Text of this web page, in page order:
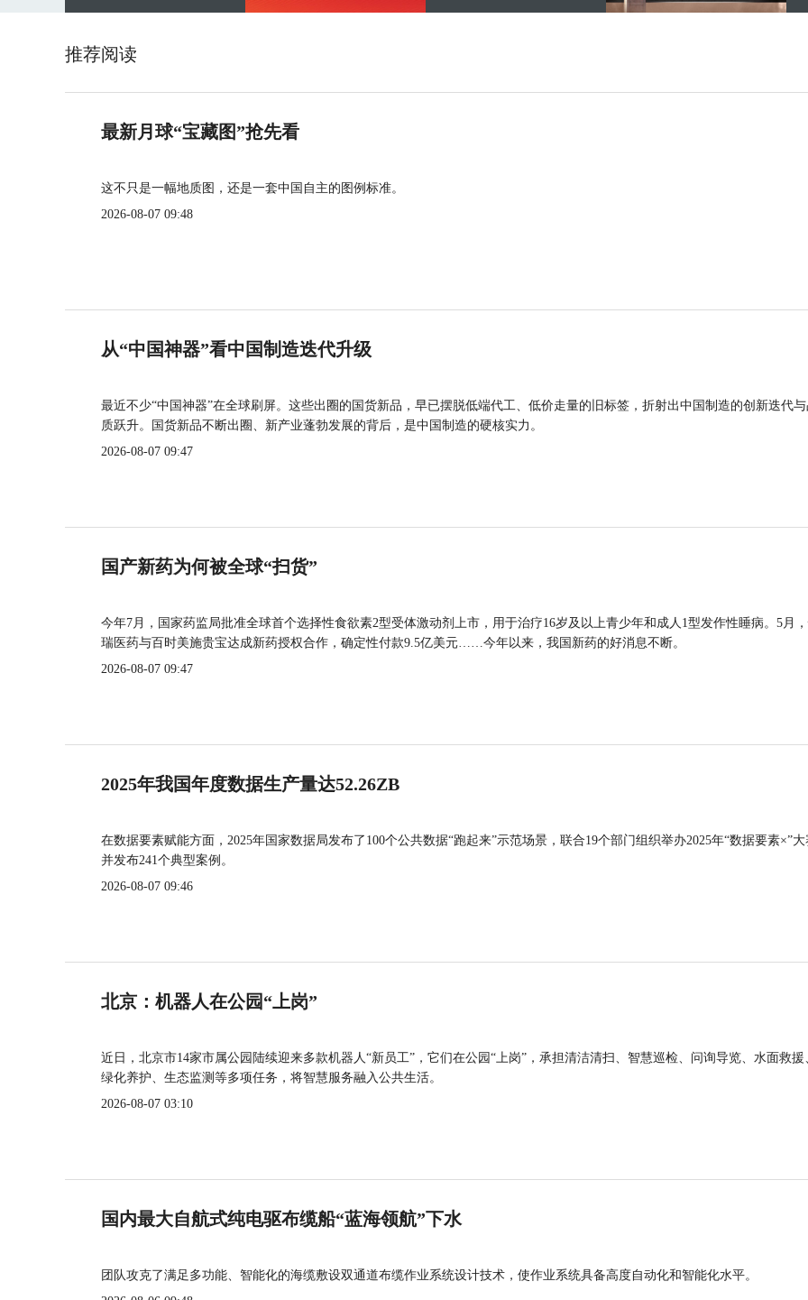
推荐阅读
最新月球“宝藏图”抢先看
这不只是一幅地质图，还是一套中国自主的图例标准。
2026-08-07 09:48
从“中国神器”看中国制造迭代升级
最近不少“中国神器”在全球刷屏。这些出圈的国货新品，早已摆脱低端代工、低价走量的旧标签，折射出中国制造的创新迭代
质跃升。国货新品不断出圈、新产业蓬勃发展的背后，是中国制造的硬核实力。
2026-08-07 09:47
国产新药为何被全球“扫货”
今年7月，国家药监局批准全球首个选择性食欲素2型受体激动剂上市，用于治疗16岁及以上青少年和成人1型发作性睡病。5月
瑞医药与百时美施贵宝达成新药授权合作，确定性付款9.5亿美元……今年以来，我国新药的好消息不断。
2026-08-07 09:47
2025年我国年度数据生产量达52.26ZB
在数据要素赋能方面，2025年国家数据局发布了100个公共数据“跑起来”示范场景，联合19个部门组织举办2025年“数据要素×”大
并发布241个典型案例。
2026-08-07 09:46
北京：机器人在公园“上岗”
近日，北京市14家市属公园陆续迎来多款机器人“新员工”，它们在公园“上岗”，承担清洁清扫、智慧巡检、问询导览、水面救援
绿化养护、生态监测等多项任务，将智慧服务融入公共生活。
2026-08-07 03:10
国内最大自航式纯电驱布缆船“蓝海领航”下水
团队攻克了满足多功能、智能化的海缆敷设双通道布缆作业系统设计技术，使作业系统具备高度自动化和智能化水平。